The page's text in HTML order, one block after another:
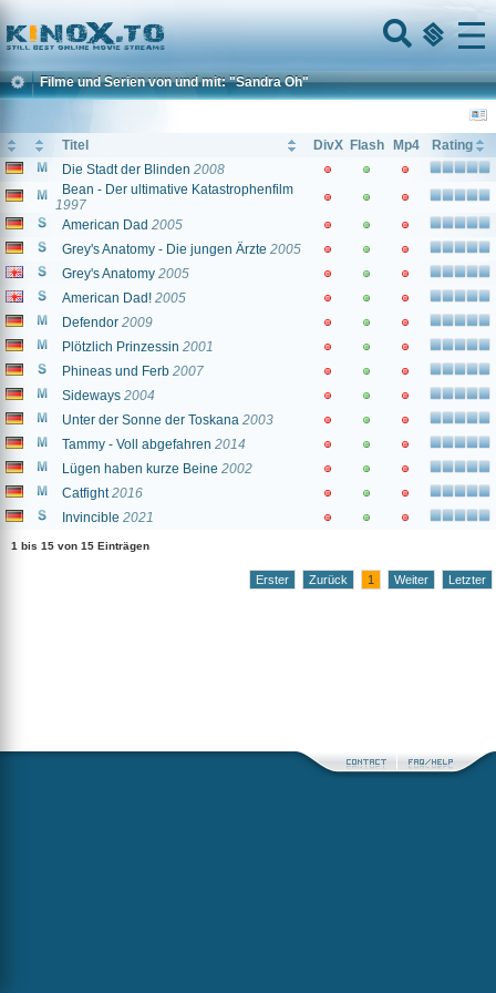
Home
Menu
Filme und Serien von und mit: "Sandra Oh"
Titel DivX Flash Mp4
Rating
Die Stadt der Blinden 2008
Bean - Der ultimative Katastrophenfilm
1997
American Dad 2005
Grey's Anatomy - Die jungen Ärzte 2005
Grey's Anatomy 2005
American Dad! 2005
Defendor 2009
Plötzlich Prinzessin 2001
Phineas und Ferb 2007
Sideways 2004
Unter der Sonne der Toskana 2003
Tammy - Voll abgefahren 2014
Lügen haben kurze Beine 2002
Catfight 2016
Invincible 2021
1 bis 15 von 15 Einträgen
Erster Zurück 1 Weiter Letzter